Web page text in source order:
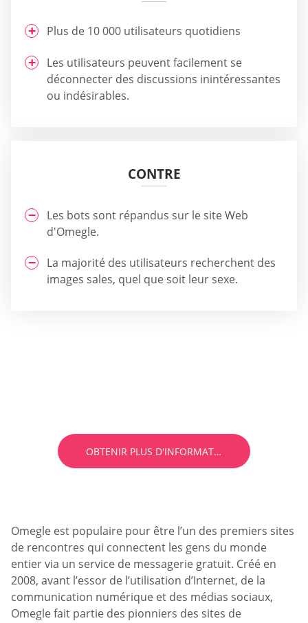
Plus de 10 000 utilisateurs quotidiens
Les utilisateurs peuvent facilement se
déconnecter des discussions inintéressantes
ou indésirables.
CONTRE
Les bots sont répandus sur le site Web
d'Omegle.
La majorité des utilisateurs recherchent des
images sales, quel que soit leur sexe.
OBTENIR PLUS D'INFORMATIONS
Omegle est populaire pour être l’un des premiers sites
de rencontres qui connectent les gens du monde
entier via un service de messagerie gratuit. Créé en
2008, avant l’essor de l’utilisation d’Internet, de la
communication numérique et des médias sociaux,
Omegle fait partie des pionniers des sites de